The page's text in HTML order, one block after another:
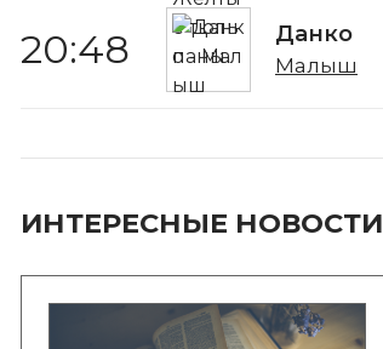
20:48 Данко
Малыш
ИНТЕРЕСНЫЕ НОВОСТИ